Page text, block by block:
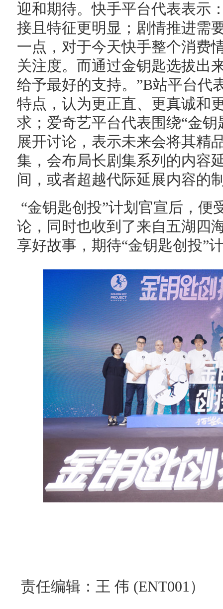
迎和期待。快手平台代表表示
接且特征更明显；剧情推进需
一点，对于今天快手整个消费
关注度。而通过金钥匙选拔出
给予最好的支持。”B站平台代
特点，认为更正直、更真诚和
求；爱奇艺平台代表围绕“金
展开讨论，表示未来会将其精
集，会布局长剧集系列的内容
间，或者超越代际延展内容的
“金钥匙创投”计划官宣后，便
论，同时也收到了来自五湖四
享好故事，期待“金钥匙创投”
责任编辑：王 伟 (ENT001）